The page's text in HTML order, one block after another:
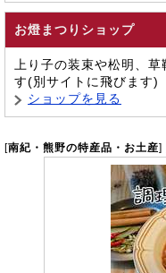
お燈まつりショップ
上り子の装束や松明、
す(別サイトに飛びます)
ショップを見る
[南紀・熊野の特産品・お土産]